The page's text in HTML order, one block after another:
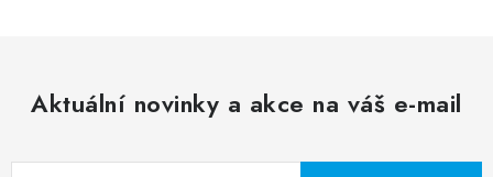
Aktuální novinky a akce na váš e-mail